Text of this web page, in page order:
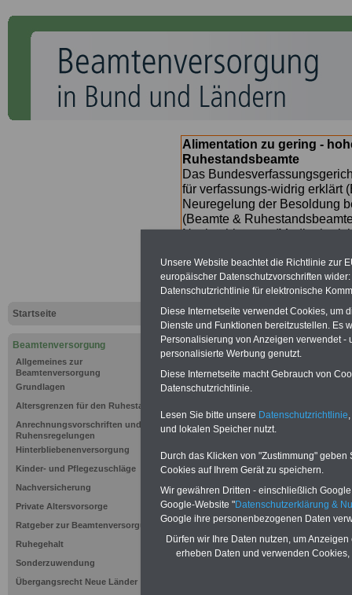
Startseite
Beamtenversorgung
Allgemeines zur
Beamtenversorgung
Grundlagen
Altersgrenzen für den Ruhestand
Anrechnungsvorschriften und
Ruhensregelungen
Hinterbliebenenversorgung
Kinder- und Pflegezuschläge
Nachversicherung
Private Altersvorsorge
Ratgeber zur Beamtenversorgung
Ruhegehalt
Sonderzuwendung
Übergangsrecht Neue Länder
Alimentation zu gering -
Ruhestandsbeamte
Das
für verfassungs-widrig erklärt
Neuregelung der Besoldung
(Beamte &
Nachzahlungen
SERVICE gibt hierzu im II.
(unmittelbar nach Beschluss
Bundesregierung >>>
zur
BRRG § 48
Ratgeber für 7,50 Euro
Unsere Website beachtet die Richtlinie zur
europäischer Datenschutzvorschriften
Datenschutzrichtlinie für elektronische
Diese Internetseite verwendet Cookies, um
Dienste und Funktionen bereitzustellen. Es
Personalisierung von Anzeigen verwendet
personalisierte Werbung genutzt.
Diese Internetseite macht Gebrauch von
Datenschutzrichtlinie.
Lesen Sie bitte unsere Datenschutzrichtlinie
und lokalen Speicher nutzt.
Durch das Klicken von "Zustimmung"
Cookies auf Ihrem Gerät zu speichern.
Wir gewähren Dritten - einschließlich
Google-Website "Datenschutzerklärung &
Google ihre personenbezogenen Daten
Dürfen wir Ihre Daten nutzen, um
erheben Daten und verwenden